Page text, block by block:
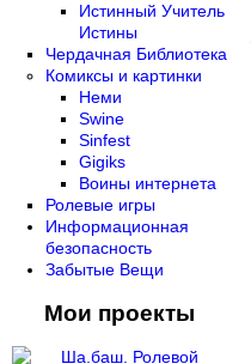
Истинный Учитель
Истины
Чердачная Библиотека
Комиксы и картинки
Неми
Swine
Sinfest
Gigiks
Воины интернета
Ролевые игры
Информационная
безопасность
Забытые Вещи
Мои проекты